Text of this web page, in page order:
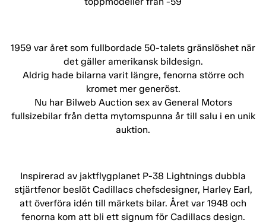
1959 var året som fullbordade 50-talets gränslöshet när
det gäller amerikansk bildesign.
Aldrig hade bilarna varit längre, fenorna större och
kromet mer generöst.
Nu har Bilweb Auction sex av General Motors
fullsizebilar från detta mytomspunna år till salu i en unik
auktion.
Inspirerad av jaktflygplanet P-38 Lightnings dubbla
stjärtfenor beslöt Cadillacs chefsdesigner, Harley Earl,
att överföra idén till märkets bilar. Året var 1948 och
fenorna kom att bli ett signum för Cadillacs design.